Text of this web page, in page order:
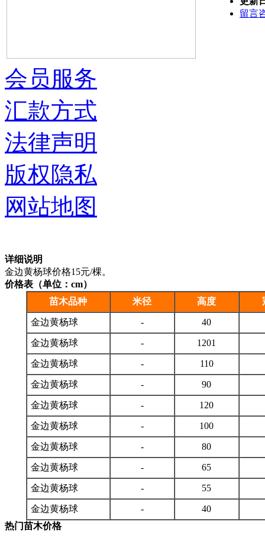
留言
详细说明
金边黄杨球价格15元/棵。
价格表（单位：cm）
苗木品种
米径 高度
金边黄杨球 - 40
金边黄杨球 - 1201
金边黄杨球 - 110
金边黄杨球 - 90
金边黄杨球 - 120
金边黄杨球 - 100
金边黄杨球 - 80
金边黄杨球 - 65
金边黄杨球 - 55
金边黄杨球 -
40
热门苗木价格
会员服务
汇款方式
法律声明
版权隐私
网站地图